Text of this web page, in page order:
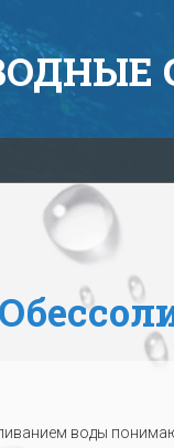
воды